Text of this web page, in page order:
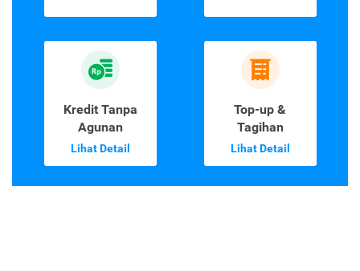
Kredit Tanpa
Agunan
Lihat Detail
Top-up &
Tagihan
Lihat Detail